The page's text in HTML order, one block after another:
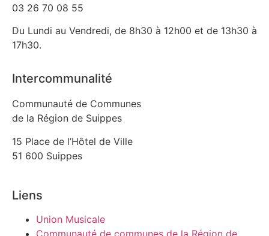
03 26 70 08 55
Du Lundi au Vendredi, de 8h30 à 12h00 et de 13h30 à
17h30.
Intercommunalité
Communauté de Communes
de la Région de Suippes
15 Place de l’Hôtel de Ville
51 600 Suippes
Liens
Union Musicale